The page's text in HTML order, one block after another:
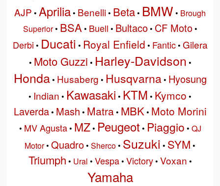
AJP • Aprilia• Benelli• Beta• BMW • Brough
Superior• BSA• Buell • Bultaco• CF Moto•
Derbi • Ducati • Royal Enfield • Fantic• Gilera
• Moto Guzzi • Harley-Davidson •
Honda• Husaberg • Husqvarna• Hyosung
• Indian • Kawasaki • KTM • Kymco •
Laverda• Mash • Matra• MBK• Moto Morini
• MV Agusta• MZ• Peugeot • Piaggio • QJ
Motor• Quadro• Sherco• Suzuki • SYM •
Triumph • Ural • Vespa• Victory• Voxan •
Yamaha